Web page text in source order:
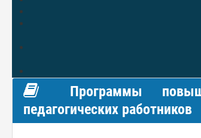
Программы
педагогических работников